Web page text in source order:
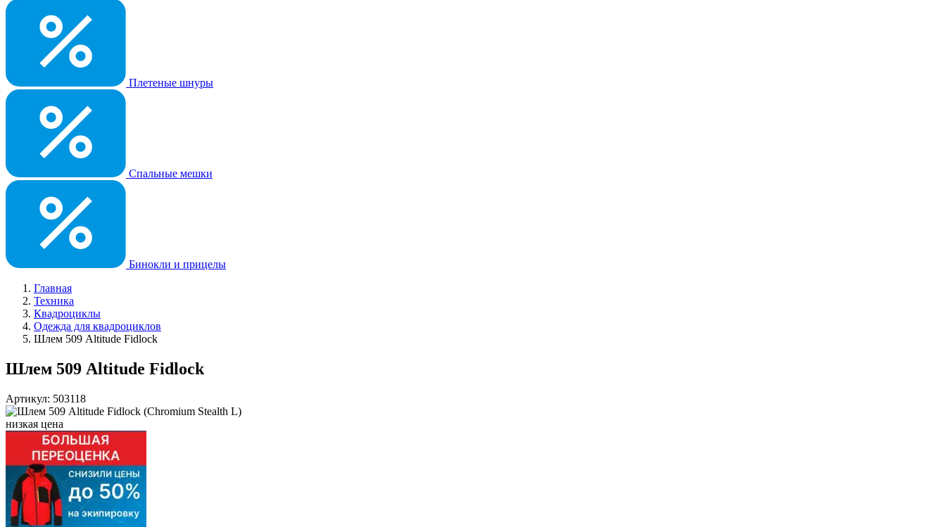
Плетеные шнуры
Спальные мешки
Бинокли и прицелы
Главная
Техника
Квадроциклы
Одежда для квадроциклов
Шлем 509 Altitude Fidlock
Шлем 509 Altitude Fidlock
Артикул: 503118
низкая цена